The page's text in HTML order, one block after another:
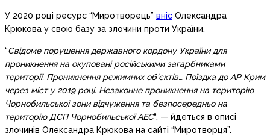
У 2020 році ресурс “Миротворець” вніс Олександра
Крюкова у свою базу за злочини проти України.
“Свідоме порушення державного кордону України для
проникнення на окуповані російськими загарбниками
території. Проникнення режимних об’єктів… Поїздка до АР Крим
через міст у 2019 році. Незаконне проникнення на територію
Чорнобильської зони відчуження та безпосередньо на
територію ДСП Чорнобильської АЕС“, — йдеться в описі
злочинів Олександра Крюкова на сайті “Миротворця”.